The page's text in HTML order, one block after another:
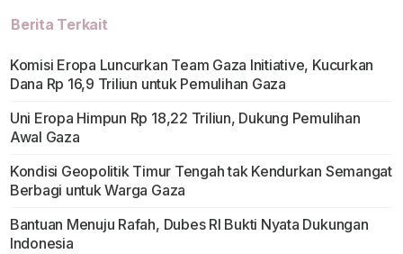
Berita Terkait
Komisi Eropa Luncurkan Team Gaza Initiative, Kucurkan
Dana Rp 16,9 Triliun untuk Pemulihan Gaza
Uni Eropa Himpun Rp 18,22 Triliun, Dukung Pemulihan
Awal Gaza
Kondisi Geopolitik Timur Tengah tak Kendurkan Semangat
Berbagi untuk Warga Gaza
Bantuan Menuju Rafah, Dubes RI Bukti Nyata Dukungan
Indonesia